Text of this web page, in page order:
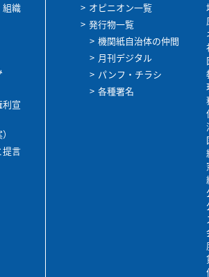
組織
利宣
提言
オピニオン一覧
発行物一覧
機関紙自治体の仲間
月刊デジタル
パンフ・チラシ
各種署名